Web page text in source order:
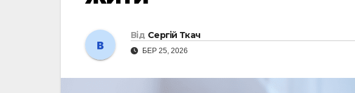
Від Сергій Ткач
БЕР 25, 2026